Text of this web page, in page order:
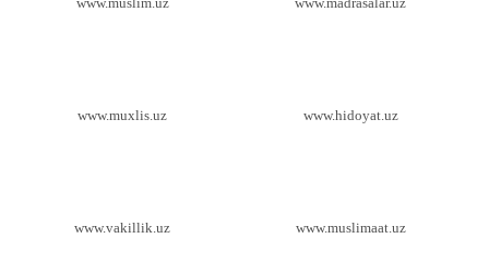
www.muxlis.uz www.hidoyat.uz
www.vakillik.uz www.muslimaat.uz